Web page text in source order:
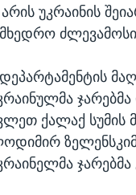
უკრაინის
ქალაქ